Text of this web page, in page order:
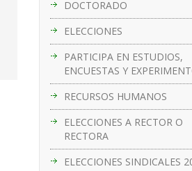
DOCTORADO
ELECCIONES
PARTICIPA EN ESTUDIOS,
ENCUESTAS Y
RECURSOS HUMANOS
ELECCIONES A RECTOR O
RECTORA
ELECCIONES SINDICALES